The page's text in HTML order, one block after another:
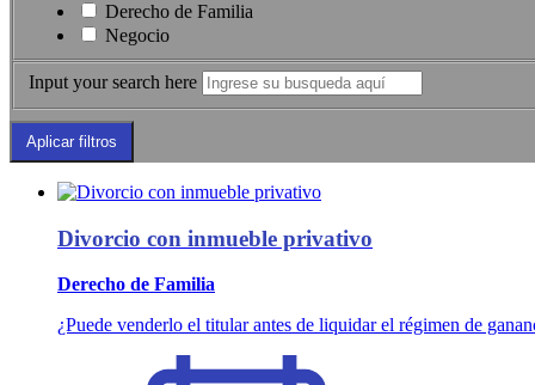
Derecho de Familia
Negocio
Input your search here
Divorcio con inmueble privativo
Derecho de Familia
¿Puede venderlo el titular antes de liquidar el régimen de